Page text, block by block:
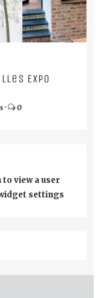
Expo
· 0
view a user
settings